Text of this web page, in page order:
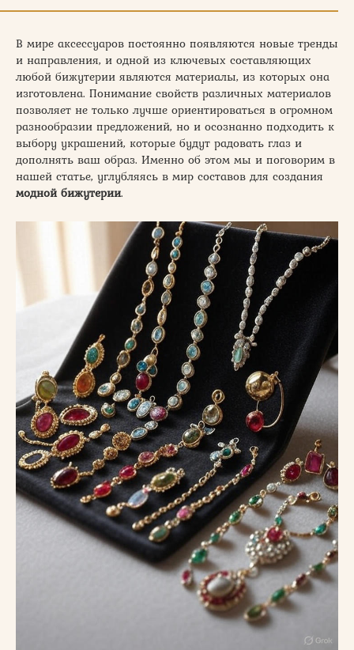
В мире аксессуаров постоянно появляются новые тренды
и направления, и одной из ключевых составляющих
любой бижутерии являются материалы, из которых она
изготовлена. Понимание свойств различных материалов
позволяет не только лучше ориентироваться в огромном
разнообразии предложений, но и осознанно подходить к
выбору украшений, которые будут радовать глаз и
дополнять ваш образ. Именно об этом мы и поговорим в
нашей статье, углубляясь в мир составов для создания
модной бижутерии.